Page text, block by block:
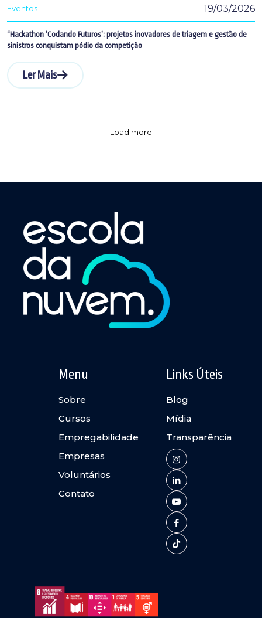
Eventos 19/03/2026
“Hackathon ‘Codando Futuros’: projetos inovadores de triagem e gestão de
sinistros conquistam pódio da competição
Ler Mais
Load more
Menu
Sobre
Cursos
Empregabilidade
Empresas
Voluntários
Contato
Links Úteis
Blog
Mídia
Transparência